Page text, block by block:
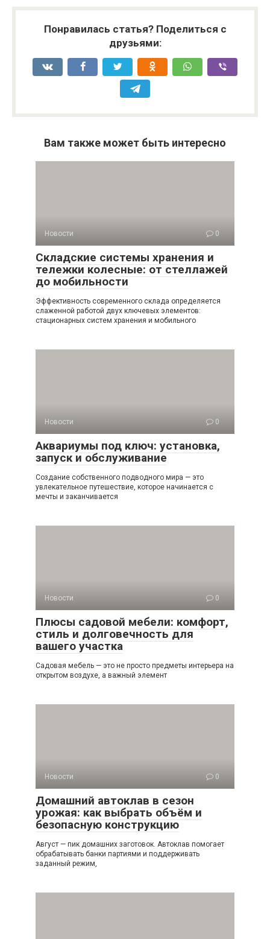
Понравилась статья? Поделиться с
друзьями:
Вам также может быть интересно
Новости 0
Складские системы хранения и
тележки колесные: от стеллажей
до мобильности
Эффективность современного склада определяется
слаженной работой двух ключевых элементов:
стационарных систем хранения и мобильного
Новости 0
Аквариумы под ключ: установка,
запуск и обслуживание
Создание собственного подводного мира — это
увлекательное путешествие, которое начинается с
мечты и заканчивается
Новости 0
Плюсы садовой мебели: комфорт,
стиль и долговечность для
вашего участка
Садовая мебель — это не просто предметы интерьера на
открытом воздухе, а важный элемент
Новости 0
Домашний автоклав в сезон
урожая: как выбрать объём и
безопасную конструкцию
Август — пик домашних заготовок. Автоклав помогает
обрабатывать банки партиями и поддерживать
заданный режим,